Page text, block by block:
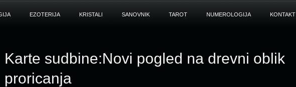
EZOTERIJA KRISTALI SANOVNIK TAROT NUMEROLOGIJA KONTAKT
Karte sudbine:Novi pogled na drevni oblik
proricanja